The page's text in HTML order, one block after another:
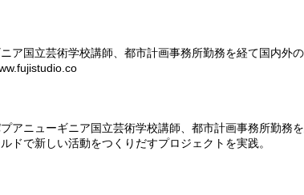
国立芸術学校講師、都市計画事務所勤務を経て国内外
アニューギニア国立芸術学校講師、都市計画事務所勤務
ドで新しい活動をつくりだすプロジェクトを実践。